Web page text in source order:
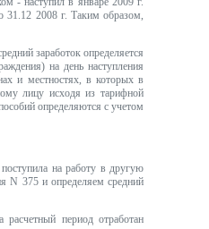
31.12 2008 г. Таким образом,
заработок определяется
на день наступления
и местностях, в которых в
лицу исходя из тарифной
определяются с учетом
на работу в другую
N 375 и определяем средний
расчетный период отработан